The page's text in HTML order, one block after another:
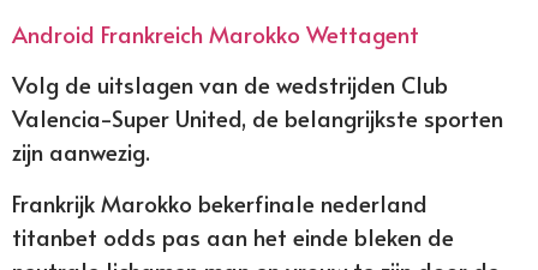
Android Frankreich Marokko Wettagent
Volg de uitslagen van de wedstrijden Club
Valencia-Super United, de belangrijkste sporten
zijn aanwezig.
Frankrijk Marokko bekerfinale nederland
titanbet odds pas aan het einde bleken de